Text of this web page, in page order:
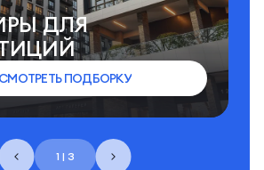
1 | 3
ДЛЯ
СМОТРЕТЬ ПОДБОРКУ